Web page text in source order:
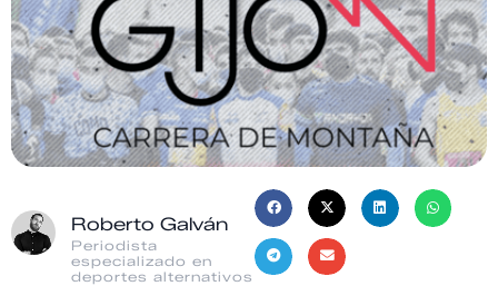
Roberto Galván
Periodista
especializado en
deportes alternativos